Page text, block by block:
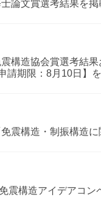
論文賞選考結果を掲
構造協会賞選考結
請期限：8月10日】
震構造・制振構造
震構造アイデアコン